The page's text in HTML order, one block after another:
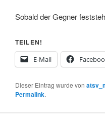
Sobald der Gegner
TEILEN!
E-Mail
Dieser Eintrag wurde von
Permalink.